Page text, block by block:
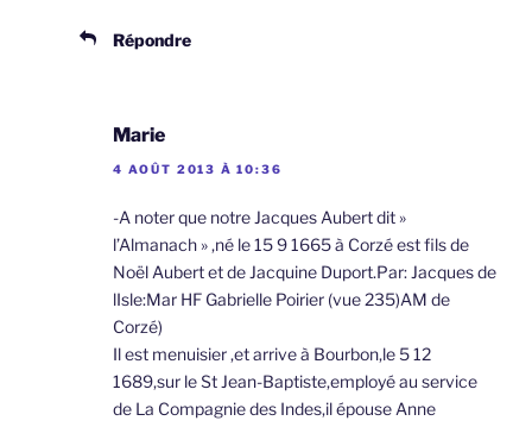
Répondre
Marie
4 AOÛT 2013 À 10:36
-A noter que notre Jacques Aubert dit »
l’Almanach » ,né le 15 9 1665 à Corzé est fils de
Noël Aubert et de Jacquine Duport.Par: Jacques de
lIsle:Mar HF Gabrielle Poirier (vue 235)AM de
Corzé)
Il est menuisier ,et arrive à Bourbon,le 5 12
1689,sur le St Jean-Baptiste,employé au service
de La Compagnie des Indes,il épouse Anne